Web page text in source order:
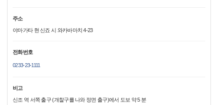
주소
야마가타 현 신죠 시 와카바마치 4-23
전화번호
0233-23-1111
비고
신조 역 서쪽 출구 (개찰구를 나와 정면 출구)에서 도보 약 5 분